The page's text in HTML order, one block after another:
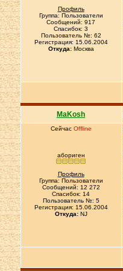
Профиль
Группа: Пользователи
Сообщений: 917
Спасибок: 3
Пользователь №: 62
Регистрация: 15.06.2004
Откуда:Москва
MaKosh
Сейчас Offline
абориген
Профиль
Группа: Пользователи
Сообщений: 12 272
Спасибок: 14
Пользователь №: 5
Регистрация: 15.06.2004
Откуда:NJ